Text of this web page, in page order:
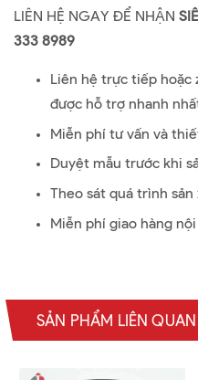
LIÊN HỆ NGAY ĐỂ NHẬN
333 8989
Liên hệ trực tiếp hoặc
được hỗ trợ nhanh
Miễn phí tư vấn và
Duyệt mẫu trước khi
Theo sát quá trình
Miễn phí giao hàng
SẢN PHẨM LIÊN QUAN